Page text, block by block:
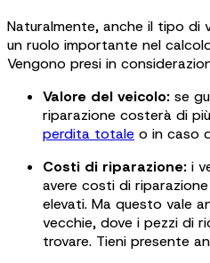
Naturalmente, anche il tipo di
un ruolo importante nel
Vengono presi in
Valore del veicolo: se
riparazione costerà di
perdita totale o in caso
Costi di riparazione: i
avere costi di
elevati. Ma questo vale
vecchie, dove i pezzi di
trovare. Tieni presente